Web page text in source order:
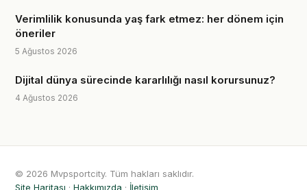
Verimlilik konusunda yaş fark etmez: her dönem için
öneriler
5 Ağustos 2026
Dijital dünya sürecinde kararlılığı nasıl korursunuz?
4 Ağustos 2026
© 2026 Mvpsportcity. Tüm hakları saklıdır.
Site Haritası · Hakkımızda · İletişim